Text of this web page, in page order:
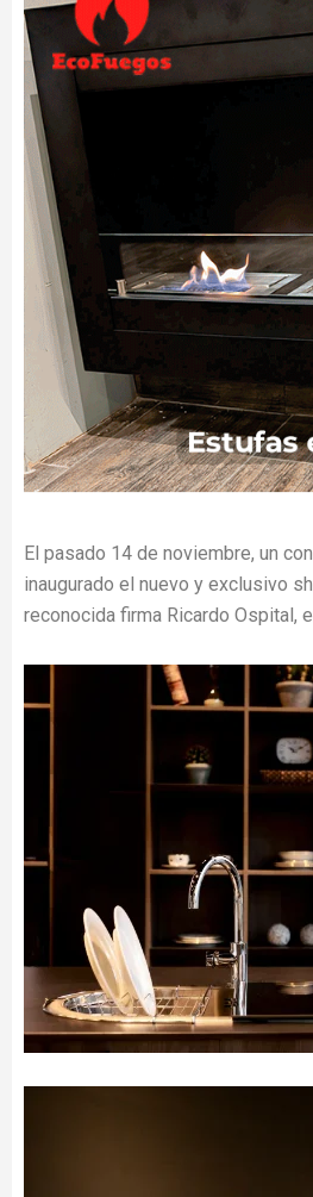
El pasado 14 de noviembre, un
inaugurado el nuevo y exclusivo
reconocida firma Ricardo Ospital,